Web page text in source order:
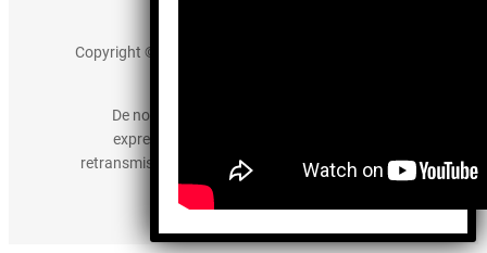
Copyright © 2025 somos-hermanos.mx. Todos los
De no existir previa autorización, queda
expresamente prohibida la publicación,
retransmisión, edición y cualquier otro uso de los
contenidos.